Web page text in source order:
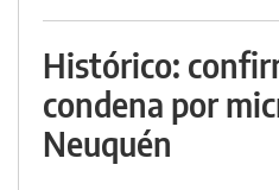
Histórico:
condena por
Neuquén